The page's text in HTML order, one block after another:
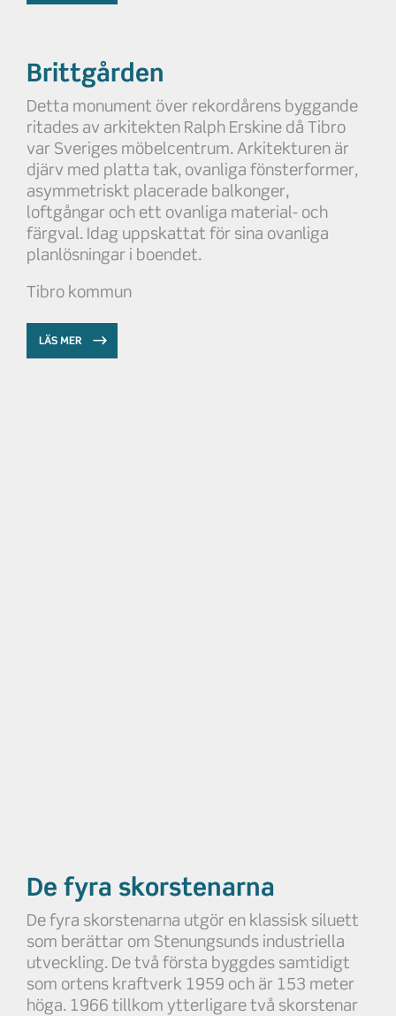
Brittgården
Detta monument över rekordårens byggande
ritades av arkitekten Ralph Erskine då Tibro
var Sveriges möbelcentrum. Arkitekturen är
djärv med platta tak, ovanliga fönsterformer,
asymmetriskt placerade balkonger,
loftgångar och ett ovanliga material- och
färgval. Idag uppskattat för sina ovanliga
planlösningar i boendet.
Tibro kommun
LÄS MER
De fyra skorstenarna
De fyra skorstenarna utgör en klassisk siluett
som berättar om Stenungsunds industriella
utveckling. De två första byggdes samtidigt
som ortens kraftverk 1959 och är 153 meter
höga. 1966 tillkom ytterligare två skorstenar